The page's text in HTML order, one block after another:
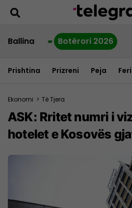
Ballina Botërori 2026
Prishtina Prizreni Peja
Ekonomi > Të Tjera
ASK: Rritet numri i
hotelet e Kosovës